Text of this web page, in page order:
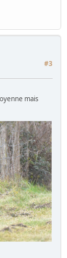
#3
mais